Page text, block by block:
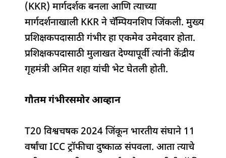
(KKR) मार्गदर्शक बनला आणि त्याच्या
मार्गदर्शनाखाली KKR ने चॅम्पियनशिप जिंकली. मुख्य
प्रशिक्षकपदासाठी गंभीर हा एकमेव उमेदवार होता.
प्रशिक्षकपदासाठी मुलाखत देण्यापूर्वी त्यांनी केंद्रीय
गृहमंत्री अमित शहा यांची भेट घेतली होती.
गौतम गंभीरसमोर आव्हान
T20 विश्वचषक 2024 जिंकून भारतीय संघाने 11
वर्षांचा ICC ट्रॉफीचा दुष्काळ संपवला. आता त्याचे